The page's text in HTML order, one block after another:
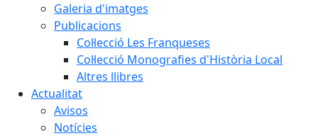
Galeria d'imatges
Publicacions
Col·lecció Les Franqueses
Col·lecció Monografies d'Història Local
Altres llibres
Actualitat
Avisos
Notícies